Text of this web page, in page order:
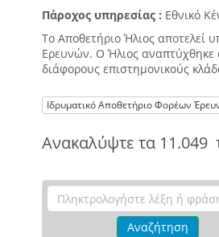
Πάροχος υπηρεσίας : Εθνικό
Το Αποθετήριο Ήλιος αποτελεί
Ερευνών. Ο Ήλιος αναπτύχθηκε
διάφορους επιστημονικούς
Ιδρυματικό Αποθετήριο Φορέων
Ανακαλύψτε τα 11.049
Αναζήτηση